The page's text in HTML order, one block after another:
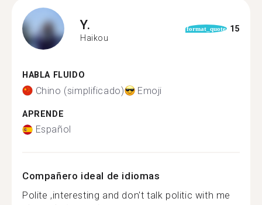
Y.
Haikou
format_quote 15
HABLA FLUIDO
Chino (simplificado) Emoji
APRENDE
Español
Compañero ideal de idiomas
Polite ,interesting and don't talk politic with me